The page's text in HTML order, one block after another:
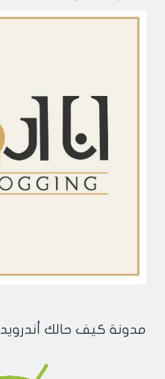
مدونة كيف حالك أندرويد